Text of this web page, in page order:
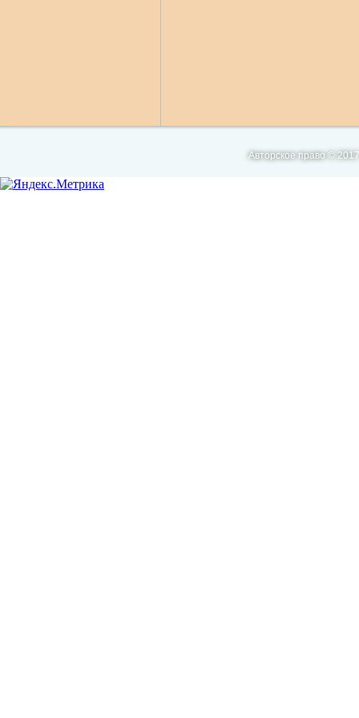
Авторское право ©